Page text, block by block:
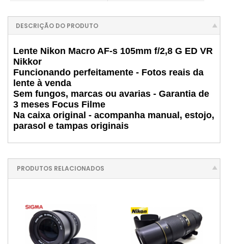
DESCRIÇÃO DO PRODUTO
Lente Nikon Macro AF-s 105mm f/2,8 G ED VR
Nikkor
Funcionando perfeitamente - Fotos reais da
lente à venda
Sem fungos, marcas ou avarias - Garantia de
3 meses Focus Filme
Na caixa original - acompanha manual, estojo,
parasol e tampas originais
PRODUTOS RELACIONADOS